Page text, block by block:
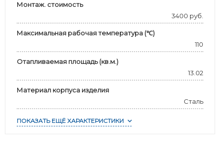
Монтаж. стоимость
3400 руб.
Максимальная рабочая температура (℃)
110
Отапливаемая площадь (кв.м.)
13.02
Материал корпуса изделия
Сталь
ПОКАЗАТЬ ЕЩЁ ХАРАКТЕРИСТИКИ